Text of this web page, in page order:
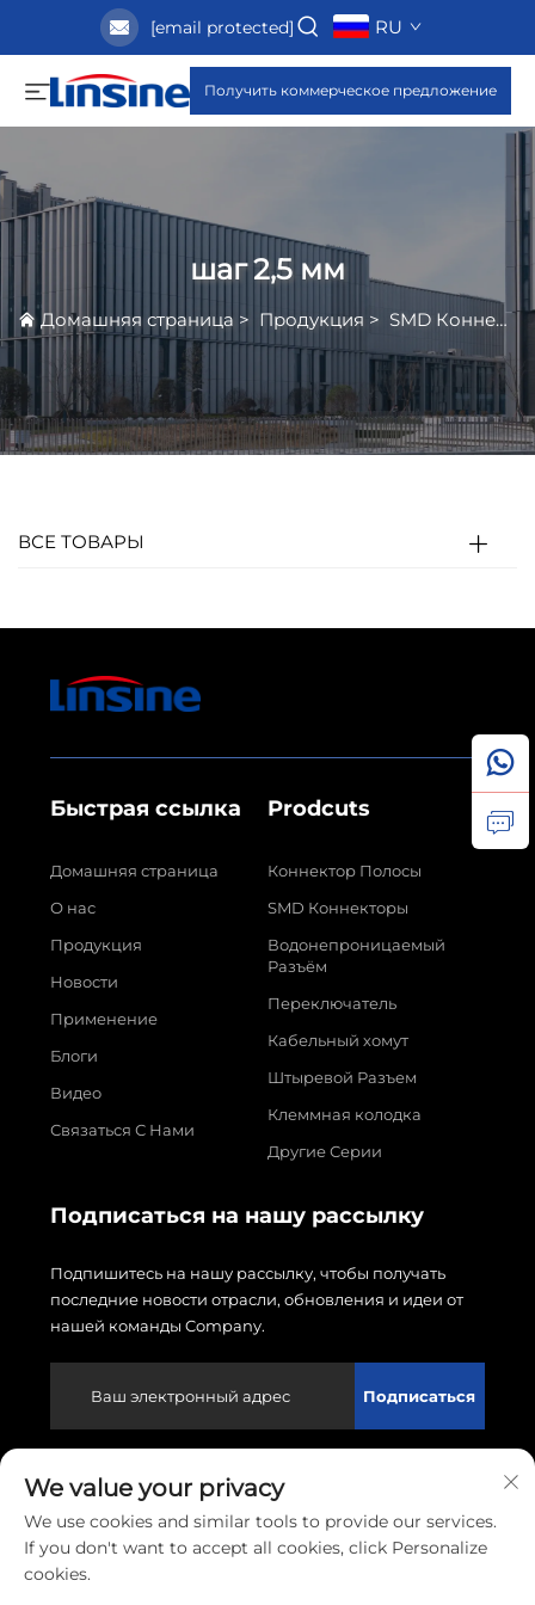
[email protected] RU
Получить коммерческое предложение
шаг 2,5 мм
Домашняя страница > Продукция > SMD Коннекторы
ВСЕ ТОВАРЫ
Быстрая ссылка
Домашняя страница
О нас
Продукция
Новости
Применение
Блоги
Видео
Связаться С Нами
Prodcuts
Коннектор Полосы
SMD Коннекторы
Водонепроницаемый
Разъём
Переключатель
Кабельный хомут
Штыревой Разъем
Клеммная колодка
Другие Серии
Подписаться на нашу рассылку
Подпишитесь на нашу рассылку, чтобы получать
последние новости отрасли, обновления и идеи от
нашей команды Company.
Подписаться
Авторские права © 2026 Wenzhou Linxin Electronics
Co., LTD. Все права защищены.
Политика
конфиденциальности
We value your privacy
We use cookies and similar tools to provide our services.
If you don't want to accept all cookies, click Personalize
cookies.